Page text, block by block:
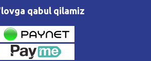
qabul qilamiz